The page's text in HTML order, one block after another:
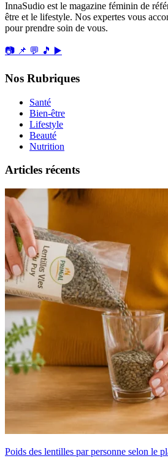
InnaSudio est le magazine féminin de
être et le lifestyle. Nos expertes vous
pour prendre soin de vous.
📷 📌 💬 🎵 ▶️
Nos Rubriques
Santé
Bien-être
Lifestyle
Beauté
Nutrition
Articles récents
Poids des lentilles par personne selon le